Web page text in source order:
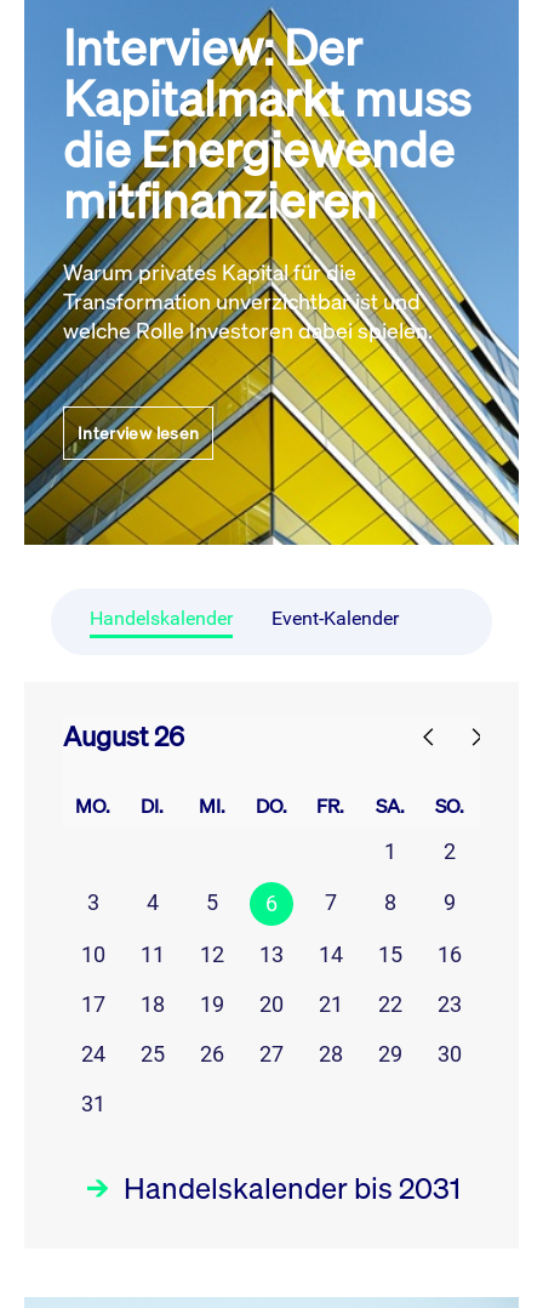
Interview: Der
Kapitalmarkt muss
die Energiewende
mitfinanzieren
Warum privates Kapital für die
Transformation unverzichtbar ist und
welche Rolle Investoren dabei spielen.
Interview lesen
Handelskalender Event-Kalender
August 26
MO. DI. MI. DO. FR. SA. SO.
1
2
3
4 5 6 7 8 9
10 11 12 13 14 15
16
17
18 19 20 21 22
23
24
25 26 27 28 29
30
31
Handelskalender bis 2031